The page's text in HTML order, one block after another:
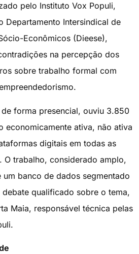
pelo Instituto Vox Populi,
Departamento Intersindical de
Econômicos (Dieese),
na percepção dos
sobre trabalho formal com
forma presencial, ouviu 3.850
economicamente ativa, não ativa
digitais em todas as
O trabalho, considerado amplo,
banco de dados segmentado
qualificado sobre o tema,
Maia, responsável técnica pelas